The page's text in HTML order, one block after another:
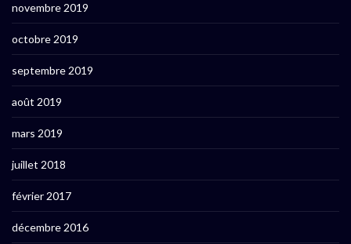
novembre 2019
octobre 2019
septembre 2019
août 2019
mars 2019
juillet 2018
février 2017
décembre 2016